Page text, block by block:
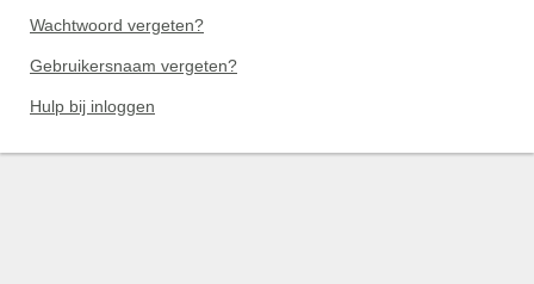
Wachtwoord vergeten?
Gebruikersnaam vergeten?
Hulp bij inloggen